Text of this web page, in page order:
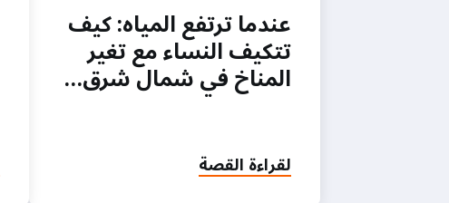
عندما ترتفع المياه: كيف
تتكيف النساء مع تغير
المناخ في شمال شرق…
لقراءة القصة